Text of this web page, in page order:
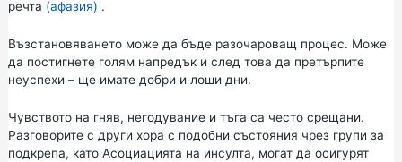
речта (афазия) .
Възстановяването може да бъде разочароващ процес. Може
да постигнете голям напредък и след това да претърпите
неуспехи – ще имате добри и лоши дни.
Чувството на гняв, негодувание и тъга са често срещани.
Разговорите с други хора с подобни състояния чрез групи за
подкрепа, като Асоциацията на инсулта, могат да осигурят